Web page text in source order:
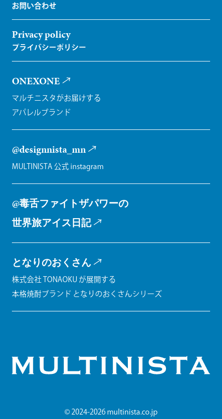
Privacy policy
ONEXONE
マルチニスタがお届けする
アパレルブランド
@designnista_mn
MULTINISTA 公式 instagram
@毒舌ファイトザパワーの
世界旅アイス日記
となりのおくさん
株式会社 TONAOKU が展開する
本格焼酎ブランド となりのおくさんシリーズ
© 2024-2026 multinista.co.jp